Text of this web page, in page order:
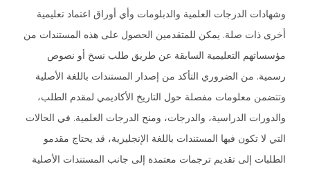
وشهادات الدرجات العلمية والدبلومات وأي أوراق اعتماد تعليمية
أخرى ذات صلة. يمكن للمتقدمين الحصول على هذه المستندات من
مؤسساتهم التعليمية السابقة عن طريق طلب نسخ أو نصوص
رسمية. من الضروري التأكد من إصدار المستندات باللغة الأصلية
وتتضمن معلومات مفصلة حول التاريخ الأكاديمي لمقدم الطلب،
والدورات الدراسية، والدرجات، ومنح الدرجات العلمية. في الحالات
التي لا تكون فيها المستندات باللغة الإنجليزية، قد يحتاج مقدمو
الطلبات إلى تقديم ترجمات معتمدة إلى جانب المستندات الأصلية